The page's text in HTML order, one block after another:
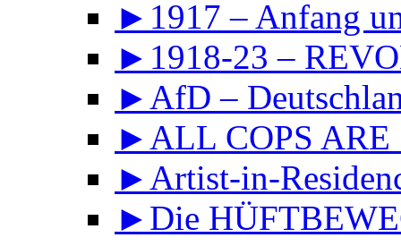
►1917 – Anfang
►1918-23 –
►AfD –
►ALL COPS ARE
►Artist-in-
►Die